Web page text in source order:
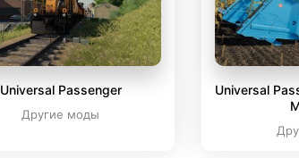
Universal Passenger
Другие моды
Universal